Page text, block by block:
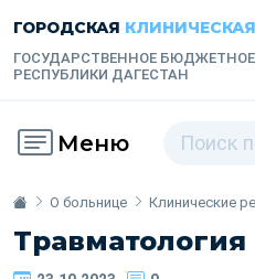
ГОРОДСКАЯ
ГОСУДАРСТВЕННОЕ
РЕСПУБЛИКИ ДАГЕСТАН
Меню
О больнице Клинические
Травматология